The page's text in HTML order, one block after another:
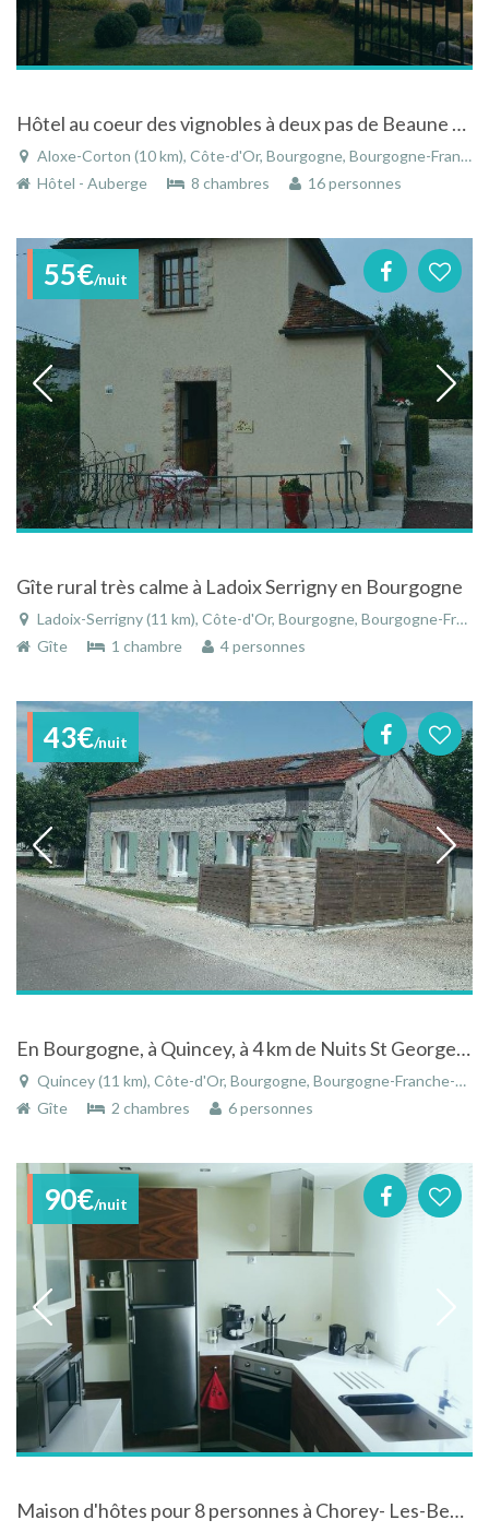
Hôtel au coeur des vignobles à deux pas de Beaune en Bourgogne
Aloxe-Corton (10 km), Côte-d'Or, Bourgogne, Bourgogne-Franche-Comté, France
Hôtel - Auberge
8 chambres 16 personnes
55€/nuit
Gîte rural très calme à Ladoix Serrigny en Bourgogne
Ladoix-Serrigny (11 km), Côte-d'Or, Bourgogne, Bourgogne-Franche-Comté, France
Gîte
1 chambre 4 personnes
43€/nuit
En Bourgogne, à Quincey, à 4 km de Nuits St Georges, sur la route des vins, maison dans rue calme.
Quincey (11 km), Côte-d'Or, Bourgogne, Bourgogne-Franche-Comté, France
Gîte
2 chambres 6 personnes
90€/nuit
Maison d'hôtes pour 8 personnes à Chorey- Les-Beaune